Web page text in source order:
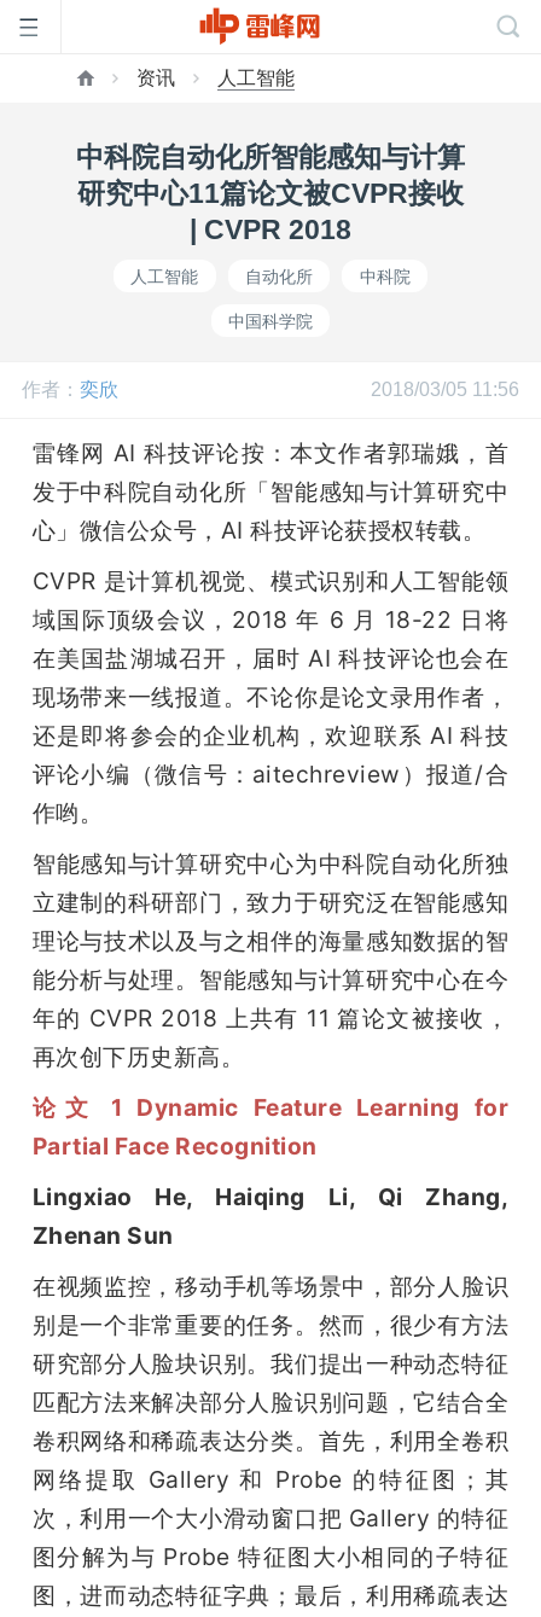
页
网
公
开
课
活
动
心
GAIR
专
题
爱
机
资讯 人工智能
中科院自动化所智能感知与计算
研究中心11篇论文被CVPR接收
| CVPR 2018
人工智能 自动化所 中科院
中国科学院
作者： 奕欣 2018/03/05 11:56
雷锋网 AI 科技评论按：本文作者郭瑞娥，首
发于中科院自动化所「智能感知与计算研究中
心」微信公众号，AI 科技评论获授权转载。
CVPR 是计算机视觉、模式识别和人工智能领
域国际顶级会议，2018 年 6 月 18-22 日将
在美国盐湖城召开，届时 AI 科技评论也会在
现场带来一线报道。不论你是论文录用作者，
还是即将参会的企业机构，欢迎联系 AI 科技
评论小编（微信号：aitechreview）报道/合
作哟。
智能感知与计算研究中心为中科院自动化所独
立建制的科研部门，致力于研究泛在智能感知
理论与技术以及与之相伴的海量感知数据的智
能分析与处理。智能感知与计算研究中心在今
年的 CVPR 2018 上共有 11 篇论文被接收，
再次创下历史新高。
论文 1 Dynamic Feature Learning for
Partial Face Recognition
Lingxiao He, Haiqing Li, Qi Zhang,
Zhenan Sun
在视频监控，移动手机等场景中，部分人脸识
别是一个非常重要的任务。然而，很少有方法
研究部分人脸块识别。我们提出一种动态特征
匹配方法来解决部分人脸识别问题，它结合全
卷积网络和稀疏表达分类。首先，利用全卷积
网络提取 Gallery 和 Probe 的特征图；其
次，利用一个大小滑动窗口把 Gallery 的特征
图分解为与 Probe 特征图大小相同的子特征
图，进而动态特征字典；最后，利用稀疏表达